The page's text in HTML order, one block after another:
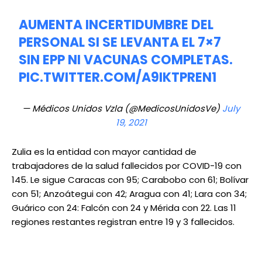
AUMENTA INCERTIDUMBRE DEL
PERSONAL SI SE LEVANTA EL 7×7
SIN EPP NI VACUNAS COMPLETAS.
PIC.TWITTER.COM/A9IKTPREN1
— Médicos Unidos Vzla (@MedicosUnidosVe) July
19, 2021
Zulia es la entidad con mayor cantidad de
trabajadores de la salud fallecidos por COVID-19 con
145. Le sigue Caracas con 95; Carabobo con 61; Bolívar
con 51; Anzoátegui con 42; Aragua con 41; Lara con 34;
Guárico con 24: Falcón con 24 y Mérida con 22. Las 11
regiones restantes registran entre 19 y 3 fallecidos.